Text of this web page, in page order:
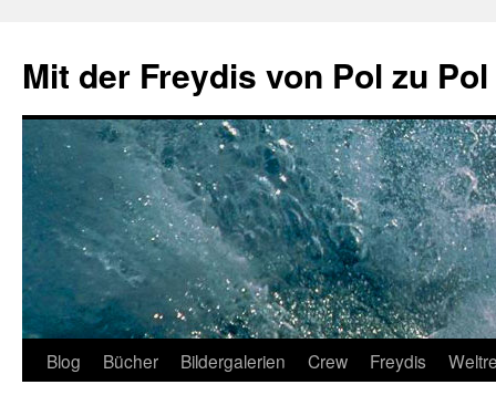
springen
Mit der Freydis von Pol zu Pol
Blog Bücher Bildergalerien Crew Freydis